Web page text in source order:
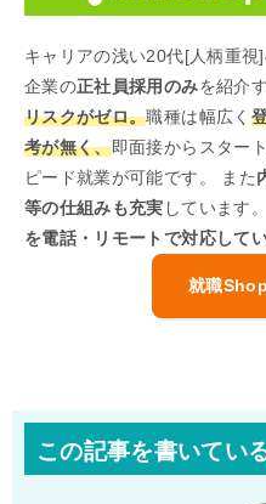
キャリアの浅い20代[人柄重
企業の正社員採用のみを紹介
リスクがゼロ。職種は幅広く
考が無く、即面接からスター
ピード就業が可能です。 また
等の仕組みも充実 しています
を電話・リモートで対応してい
就職
この記事を書いてい